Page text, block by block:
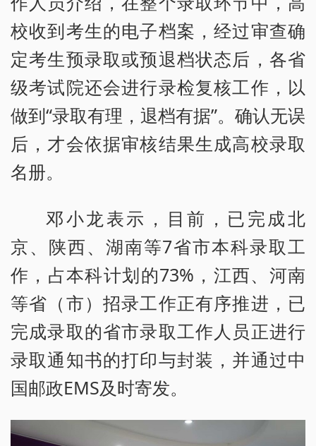
校收到考生的电子档案，经过审查确
定考生预录取或预退档状态后，各省
级考试院还会进行录检复核工作，以
做到“录取有理，退档有据”。确认无误
后，才会依据审核结果生成高校录取
名册。
邓小龙表示，目前，已完成北
京、陕西、湖南等7省市本科录取工
作，占本科计划的73%，江西、河南
等省（市）招录工作正有序推进，已
完成录取的省市录取工作人员正进行
录取通知书的打印与封装，并通过中
国邮政EMS及时寄发。